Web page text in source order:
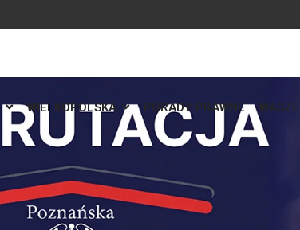
WIELKOPOLSKA PORADY PRAWNE